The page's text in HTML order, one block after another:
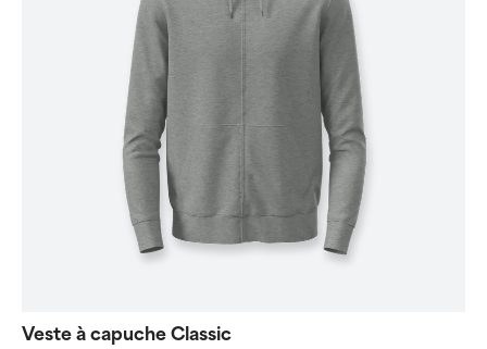
Veste à capuche Classic